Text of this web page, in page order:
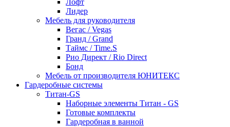
Лофт
Лидер
Мебель для руководителя
Вегас / Vegas
Гранд / Grand
Таймс / Time.S
Рио Директ / Rio Direct
Бонд
Мебель от производителя ЮНИТЕКС
Гардеробные системы
Титан-GS
Наборные элементы Титан - GS
Готовые комплекты
Гардеробная в ванной